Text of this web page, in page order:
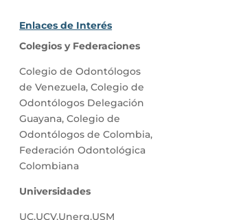
Enlaces de Interés
Colegios y Federaciones
Colegio de Odontólogos
de Venezuela,Colegio de
Odontólogos Delegación
Guayana,Colegio de
Odontólogos de Colombia,
Federación Odontológica
Colombiana
Universidades
UC,UCV,Unerg,USM